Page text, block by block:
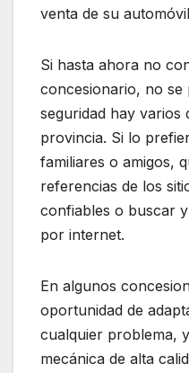
venta de su
Si hasta ahora no
concesionario, no
seguridad hay varios
provincia. Si lo
familiares o amigos,
referencias de los
confiables o buscar
por internet.
En algunos
oportunidad de
cualquier problema,
mecánica de alta